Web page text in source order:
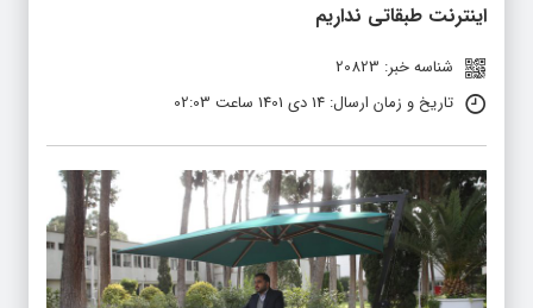
اینترنت طبقاتی نداریم
شناسه خبر: 20823
تاریخ و زمان ارسال: 14 دی 1401 ساعت 02:03